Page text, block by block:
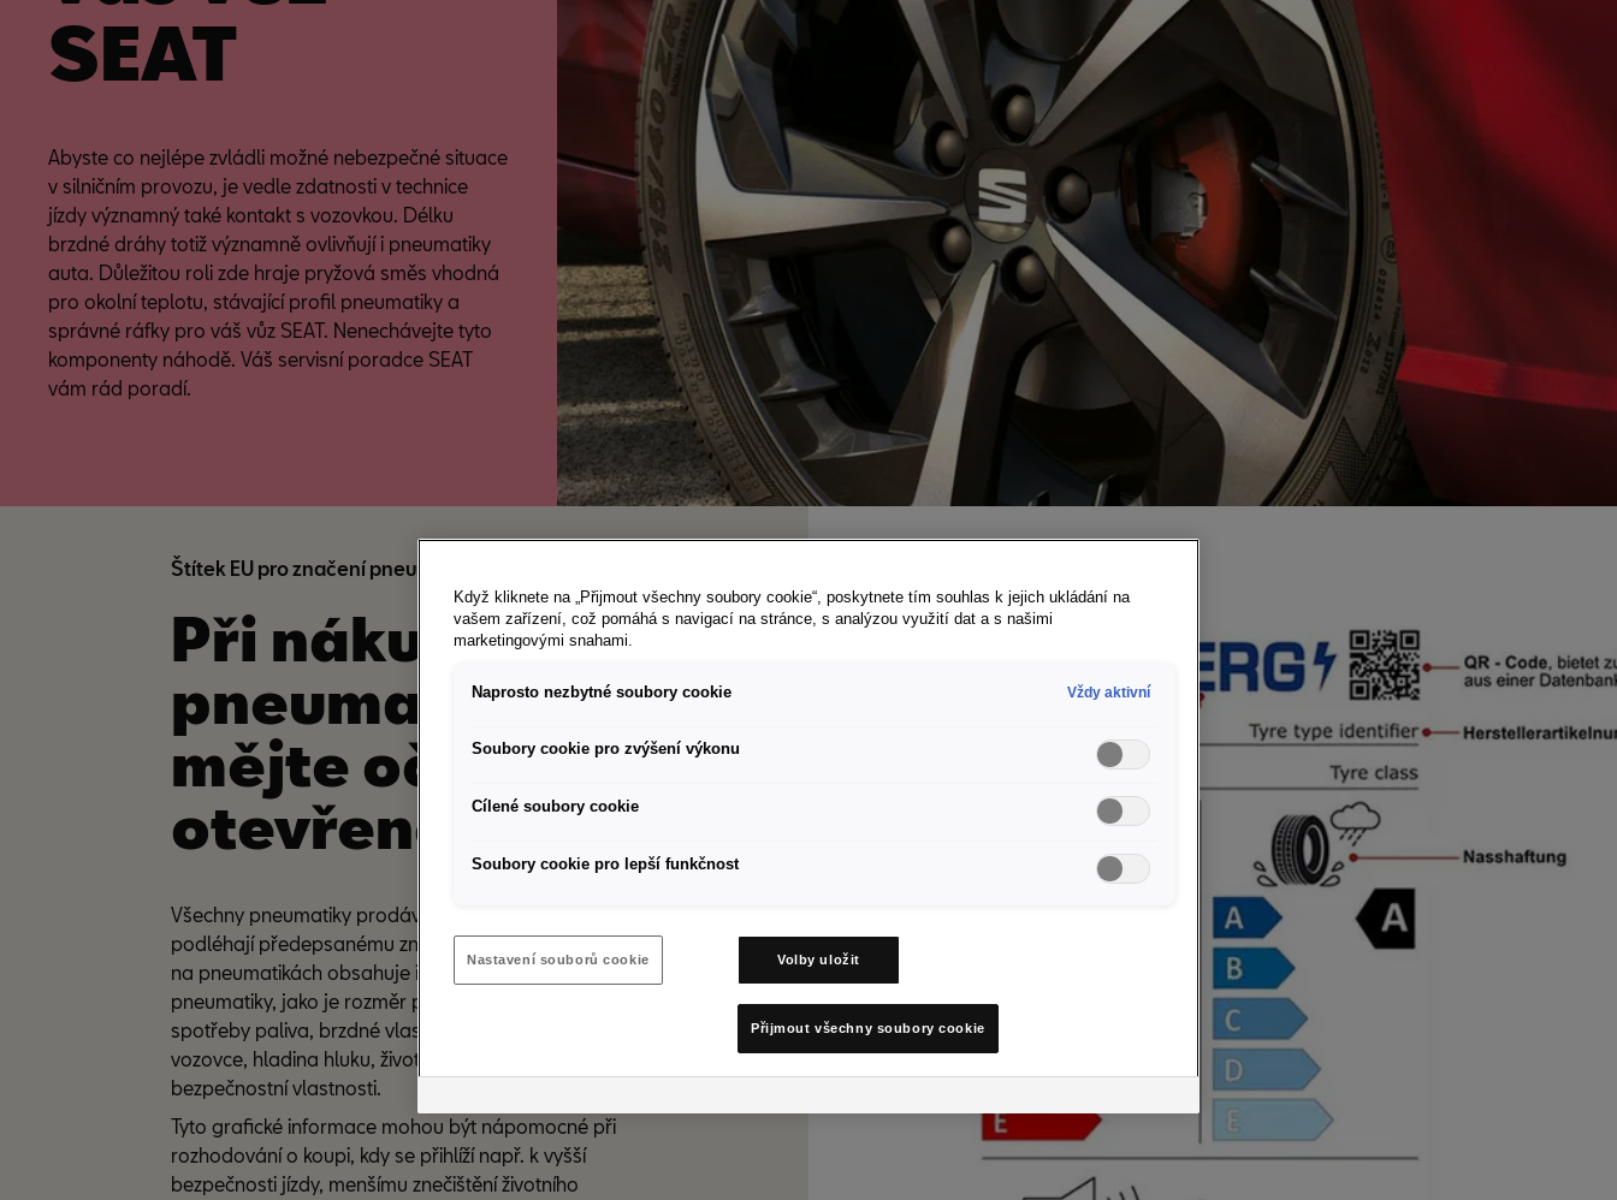
SEAT
Abyste co nejlépe zvládli možné nebezpečné situace
v silničním provozu, je vedle zdatnosti v technice
jízdy významný také kontakt s vozovkou. Délku
brzdné dráhy totiž významně ovlivňují i pneumatiky
auta. Důležitou roli zde hraje pryžová směs vhodná
pro okolní teplotu, stávající profil pneumatiky a
správné ráfky pro váš vůz SEAT. Nenechávejte tyto
komponenty náhodě. Váš servisní poradce SEAT
vám rád poradí.
Štítek EU pro značení pneumatik
Při nákupu
pneumatik
mějte oči
otevřené
Všechny pneumatiky prodávané v Evropské unii
podléhají předepsanému značení pneumatik. Štítek
na pneumatikách obsahuje informace o vlastnostech
pneumatiky, jako je rozměr pneumatiky, efektivita
spotřeby paliva, brzdné vlastnosti na mokré
vozovce, hladina hluku, životní prostředí a
bezpečnostní vlastnosti.
Tyto grafické informace mohou být nápomocné při
rozhodování o koupi, kdy se přihlíží např. k vyšší
bezpečnosti jízdy, menšímu znečištění životního
Když kliknete na „Přijmout všechny soubory cookie“, poskytnete tím souhlas k jejich ukládání na
vašem zařízení, což pomáhá s navigací na stránce, s analýzou využití dat a s našimi
marketingovými snahami.
Naprosto nezbytné soubory cookie Vždy aktivní
Soubory cookie pro zvýšení výkonu
Cílené soubory cookie
Soubory cookie pro lepší funkčnost
Nastavení souborů cookie Volby uložit
Přijmout všechny soubory cookie